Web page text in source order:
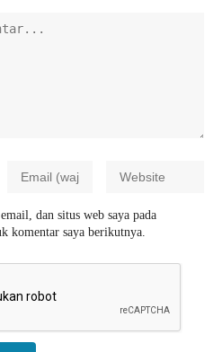
dan situs web saya pada
komentar saya berikutnya.